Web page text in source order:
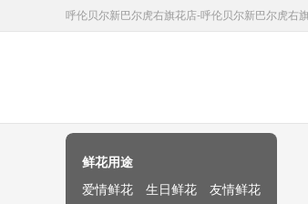
呼伦贝尔新巴尔虎右旗花店-呼伦贝尔新巴尔虎右
鲜花用途
爱情鲜花
生日鲜花
友情鲜花